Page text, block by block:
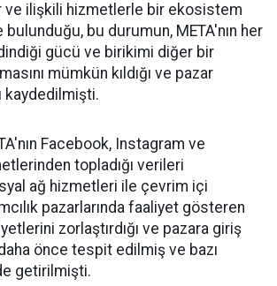
ilişkili hizmetlerle bir ekosistem
bu durumun, META'nın her
gücü ve birikimi diğer bir
mümkün kıldığı ve pazar
kaydedilmişti.
Facebook, Instagram ve
topladığı verileri
ağ hizmetleri ile çevrim içi
pazarlarında faaliyet gösteren
zorlaştırdığı ve pazara giriş
önce tespit edilmiş ve bazı
getirilmişti.